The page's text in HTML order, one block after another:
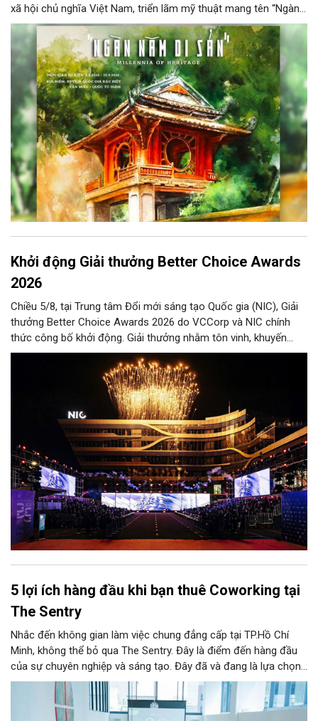
xã hội chủ nghĩa Việt Nam, triển lãm mỹ thuật mang tên “Ngàn
năm di sản” sẽ chính thức khai mạc vào ngày 8/8 tại Nhà Thái
Học, Di tích Quốc gia đặc biệt Văn Miếu – Quốc Tử Giám. Sự
kiện kéo dài đến ngày 25/9/2026 hứa hẹn trở thành điểm đến
văn hóa đầy sức hút, góp phần làm phong phú đời sống nghệ
thuật của Thủ đô trong mùa thu này.
Khởi động Giải thưởng Better Choice Awards
2026
Chiều 5/8, tại Trung tâm Đổi mới sáng tạo Quốc gia (NIC), Giải
thưởng Better Choice Awards 2026 do VCCorp và NIC chính
thức công bố khởi động. Giải thưởng nhằm tôn vinh, khuyến
khích, cổ vũ những giá trị đổi mới, sáng tạo, áp dụng trong đời
sống thực, phục vụ người tiêu dùng.
5 lợi ích hàng đầu khi bạn thuê Coworking tại
The Sentry
Nhắc đến không gian làm việc chung đẳng cấp tại TP.Hồ Chí
Minh, không thể bỏ qua The Sentry. Đây là điểm đến hàng đầu
của sự chuyên nghiệp và sáng tạo. Đây đã và đang là lựa chọn
ưu tiên của đông đảo doanh nghiệp cũng như cá nhân khi tìm
kiếm một văn phòng làm việc chuẩn mực giữa lòng thành phố
sôi động bậc nhất cả nước này.